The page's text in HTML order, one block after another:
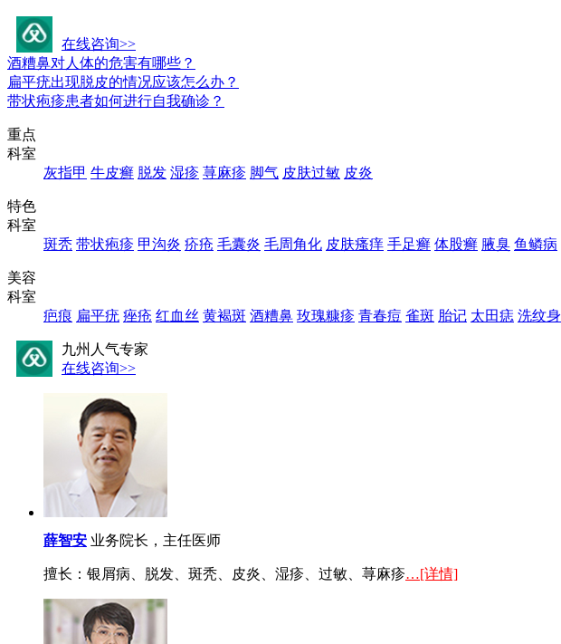
在线咨询>>
酒糟鼻对人体的危害有哪些？
扁平疣出现脱皮的情况应该怎么办？
带状疱疹患者如何进行自我确诊？
重点
科室
灰指甲 牛皮癣 脱发 湿疹 荨麻疹 脚气 皮肤过敏 皮炎
特色
科室
斑秃 带状疱疹 甲沟炎 疥疮 毛囊炎 毛周角化 皮肤瘙痒 手足癣 体股癣 腋臭 鱼鳞病
美容
科室
疤痕 扁平疣 痤疮 红血丝 黄褐斑 酒糟鼻 玫瑰糠疹 青春痘 雀斑 胎记 太田痣 洗纹身
九州人气专家
在线咨询>>
薛智安 业务院长，主任医师
擅长：银屑病、脱发、斑秃、皮炎、湿疹、过敏、荨麻疹…[详情]